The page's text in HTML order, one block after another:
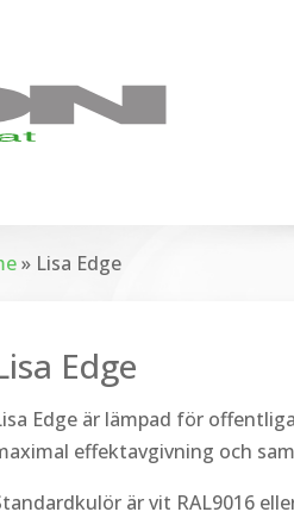
» Lisa Edge
Edge
Edge är lämpad för
effektavgivning och
är vit RAL9016